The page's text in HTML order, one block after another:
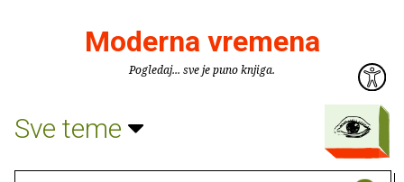
Moderna vremena
Pogledaj... sve je puno knjiga.
Sve teme